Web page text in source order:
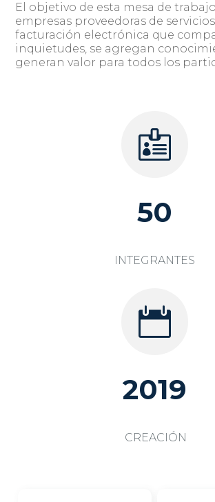
El objetivo de esta mesa de
empresas proveedoras de
facturación electrónica que
inquietudes, se agregan
generan valor para todos los

50
INTEGRANTES

2019
CREACIÓN